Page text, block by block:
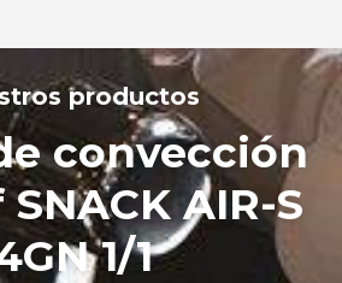
convección
AIR-S
1/1